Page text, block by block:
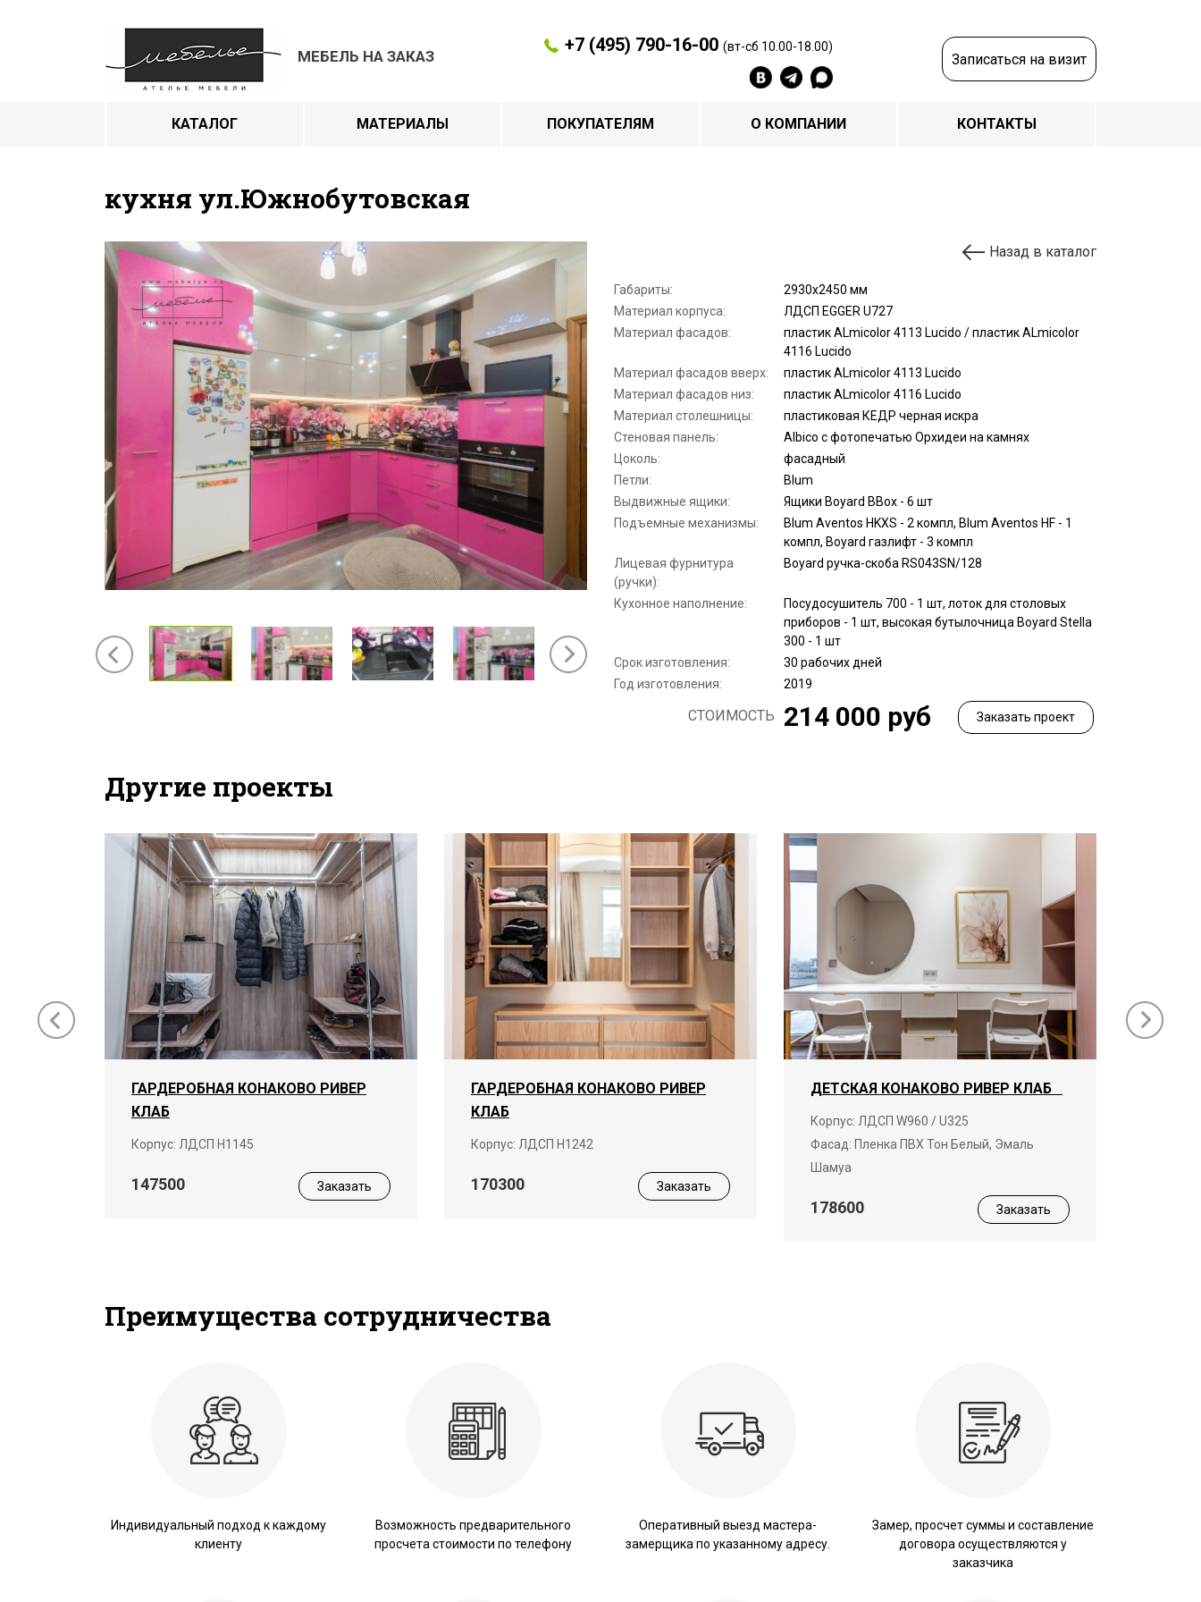
МЕБЕЛЬ НА ЗАКАЗ
+7 (495) 790-16-00 (вт-сб 10.00-18.00)
Записаться на визит
КАТАЛОГ МАТЕРИАЛЫ ПОКУПАТЕЛЯМ О КОМПАНИИ КОНТАКТЫ
кухня ул.Южнобутовская
Назад в каталог
Габариты:
2930х2450 мм
Материал корпуса:
ЛДСП EGGER U727
Материал фасадов:
пластик ALmicolor 4113 Lucido / пластик ALmicolor
4116 Lucido
Материал фасадов вверх:
пластик ALmicolor 4113 Lucido
Материал фасадов низ:
пластик ALmicolor 4116 Lucido
Материал столешницы:
пластиковая КЕДР черная искра
Стеновая панель:
Albico c фотопечатью Орхидеи на камнях
Цоколь:
фасадный
Петли:
Blum
Выдвижные ящики:
Ящики Boyard BBox - 6 шт
Подъемные механизмы:
Blum Aventos HKXS - 2 компл, Blum Aventos HF - 1
компл, Boyard газлифт - 3 компл
Лицевая фурнитура
(ручки):
Boyard ручка-скоба RS043SN/128
Кухонное наполнение:
Посудосушитель 700 - 1 шт, лоток для столовых
приборов - 1 шт, высокая бутылочница Boyard Stella
300 - 1 шт
Срок изготовления:
30 рабочих дней
Год изготовления:
2019
СТОИМОСТЬ 214 000 руб Заказать проект
Другие проекты
ГАРДЕРОБНАЯ КОНАКОВО РИВЕР
КЛАБ
Корпус: ЛДСП Н1145
147500 Заказать
ГАРДЕРОБНАЯ КОНАКОВО РИВЕР
КЛАБ
Корпус: ЛДСП Н1242
170300 Заказать
ДЕТСКАЯ КОНАКОВО РИВЕР КЛАБ
Корпус: ЛДСП W960 / U325
Фасад: Пленка ПВХ Тон Белый, Эмаль
Шамуа
178600 Заказать
Преимущества сотрудничества
Индивидуальный подход к каждому
клиенту
Возможность предварительного
просчета стоимости по телефону
Оперативный выезд мастера-
замерщика по указанному адресу.
Замер, просчет суммы и составление
договора осуществляются у
заказчика